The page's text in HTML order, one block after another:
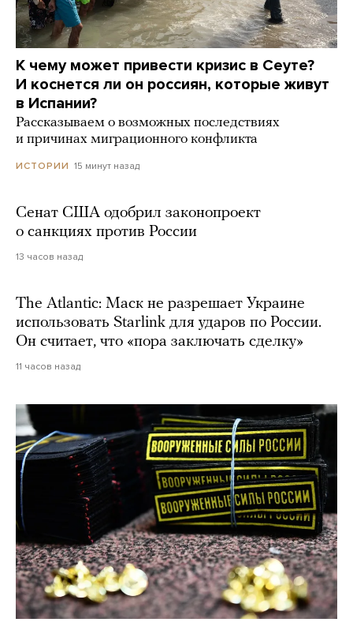
К чему может привести кризис в Сеуте?
И коснется ли он россиян, которые живут
в Испании?
Рассказываем о возможных последствиях
и причинах миграционного конфликта
ИСТОРИИ 15 минут назад
Сенат США одобрил законопроект
о санкциях против России
13 часов назад
The Atlantic: Маск не разрешает Украине
использовать Starlink для ударов по России.
Он считает, что «пора заключать сделку»
11 часов назад